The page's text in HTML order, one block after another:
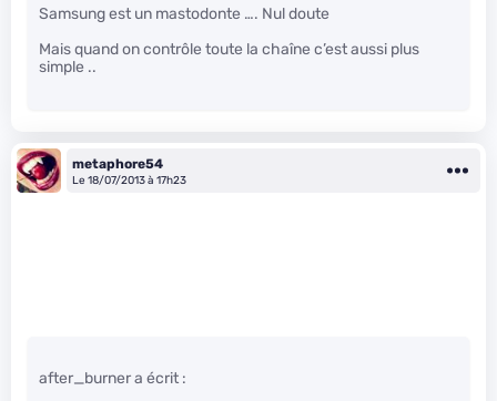
Samsung est un mastodonte …. Nul doute
Mais quand on contrôle toute la chaîne c’est aussi plus
simple ..
metaphore54
Le 18/07/2013 à 17h23
after_burner a écrit :